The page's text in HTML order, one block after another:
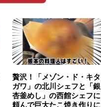
贅沢！「メゾン・ド・キタ
ガワ」の北川シェフと「銀
杏釜めし」の西館シェフに
頼んで巨大たこ焼き作りに